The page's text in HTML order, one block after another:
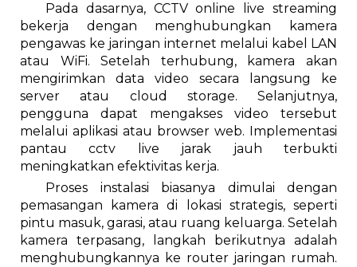
Pada dasarnya, CCTV online live streaming
bekerja dengan menghubungkan kamera
pengawas ke jaringan internet melalui kabel LAN
atau WiFi. Setelah terhubung, kamera akan
mengirimkan data video secara langsung ke
server atau cloud storage. Selanjutnya,
pengguna dapat mengakses video tersebut
melalui aplikasi atau browser web. Implementasi
pantau cctv live jarak jauh terbukti
meningkatkan efektivitas kerja.
Proses instalasi biasanya dimulai dengan
pemasangan kamera di lokasi strategis, seperti
pintu masuk, garasi, atau ruang keluarga. Setelah
kamera terpasang, langkah berikutnya adalah
menghubungkannya ke router jaringan rumah.